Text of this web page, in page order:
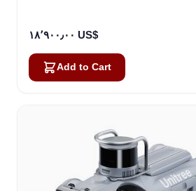
١٨٬٩٠٠٫٠٠ US$
Add to Cart